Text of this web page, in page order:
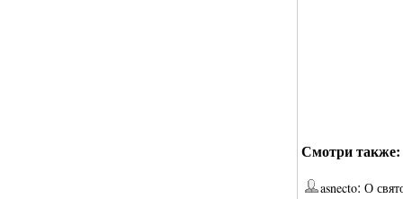
Смотри также:
asnecto: О